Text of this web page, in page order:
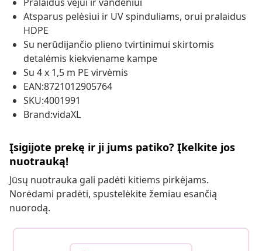
Atsparus pelėsiui ir UV spinduliams, orui pralaidus
HDPE
Su nerūdijančio plieno tvirtinimui skirtomis
detalėmis kiekviename kampe
Su 4 x 1,5 m PE virvėmis
EAN:8721012905764
SKU:4001991
Brand:vidaXL
Įsigijote prekę ir ji jums patiko? Įkelkite jos
nuotrauką!
Jūsų nuotrauka gali padėti kitiems pirkėjams.
Norėdami pradėti, spustelėkite žemiau esančią
nuorodą.